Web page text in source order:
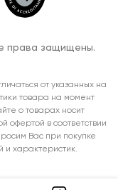
права защищены.
от указанных на
товара на момент
о товарах носит
офертой в соответствии
Вас при покупке
и характеристик.